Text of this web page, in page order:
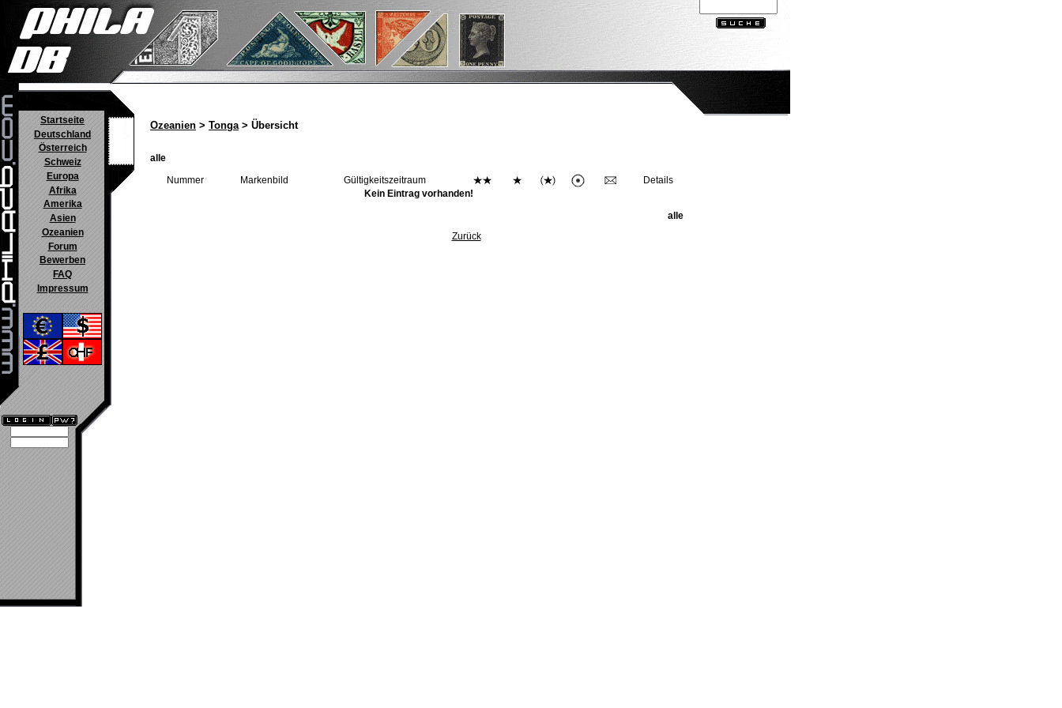
Startseite
Deutschland
Österreich
Schweiz
Europa
Afrika
Amerika
Asien
Ozeanien
Forum
Bewerben
FAQ
Impressum
Ozeanien > Tonga> Übersicht
alle
Nummer Markenbild Gültigkeitszeitraum
Details
Kein Eintrag vorhanden!
alle
Zurück